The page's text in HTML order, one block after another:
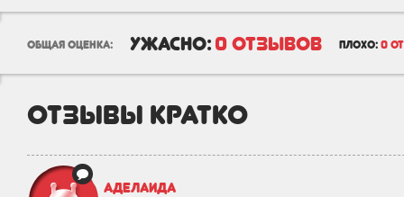
общая оценка: ужасно: 0 отзывов плохо: 0
отзывы кратко
Аделаида